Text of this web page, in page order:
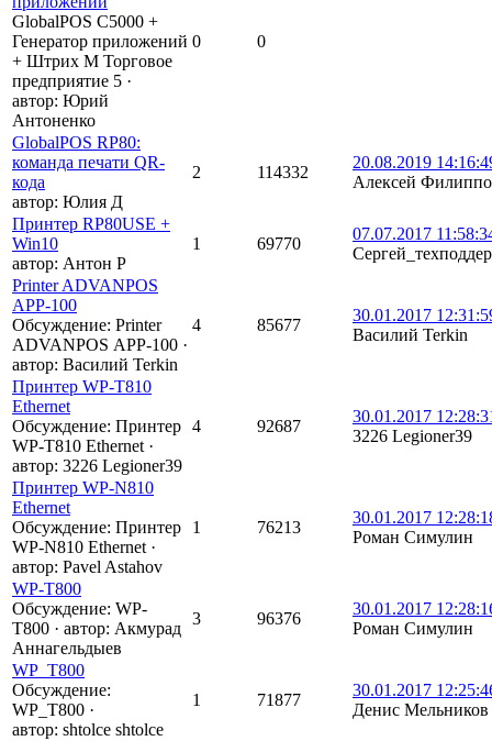
GlobalPOS C5000 +
Генератор приложений
+ Штрих М Торговое
предприятие 5 ·
автор: Юрий
Антоненко
0 0
GlobalPOS RP80:
команда печати QR-
кода
автор: Юлия Д
2 114332
20.08.2019
Алексей
Принтер RP80USE +
Win10
автор: Антон Р
1 69770
07.07.2017
Printer ADVANPOS
АРР-100
Обсуждение: Printer
ADVANPOS АРР-100 ·
автор: Василий Terkin
4 85677
30.01.2017
Василий Terkin
Принтер WP-T810
Ethernet
Обсуждение: Принтер
WP-T810 Ethernet ·
автор: 3226 Legioner39
4 92687
30.01.2017
3226 Legioner39
Принтер WP-N810
Ethernet
Обсуждение: Принтер
WP-N810 Ethernet ·
автор: Pavel Astahov
1 76213
30.01.2017
Роман Симулин
WP-T800
Обсуждение: WP-
T800 · автор: Акмурад
Аннагельдыев
3 96376
30.01.2017
Роман Симулин
WP_T800
Обсуждение:
WP_T800 ·
автор: shtolce shtolce
1 71877
30.01.2017
Денис Мельников